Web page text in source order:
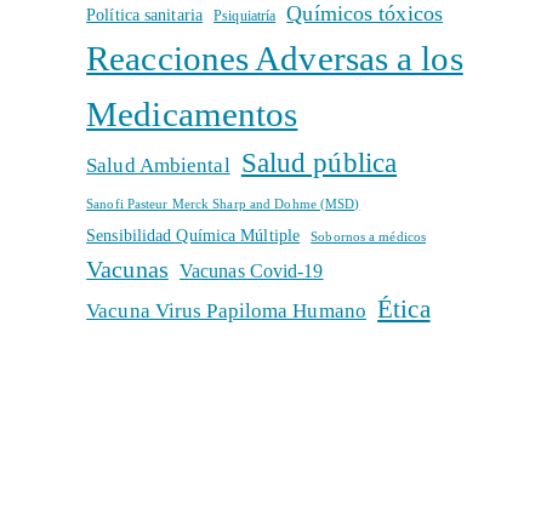
Política sanitaria Psiquiatría Químicos tóxicos
Reacciones Adversas a los
Medicamentos
Salud Ambiental Salud pública
Sanofi Pasteur Merck Sharp and Dohme (MSD)
Sensibilidad Química Múltiple Sobornos a médicos
Vacunas Vacunas Covid-19
Vacuna Virus Papiloma Humano Ética